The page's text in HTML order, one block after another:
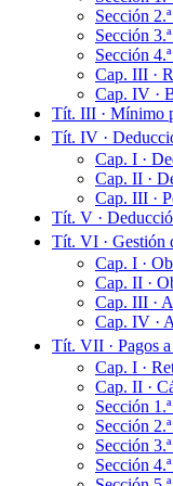
Sección
Sección
Sección
Cap. III ·
Cap. IV ·
Tít. III · Mínimo
Tít. IV ·
Cap. I ·
Cap. II ·
Cap. III ·
Tít. V ·
Tít. VI · Gestión
Cap. I ·
Cap. II ·
Cap. III ·
Cap. IV ·
Tít. VII · Pagos a
Cap. I ·
Cap. II ·
Sección
Sección
Sección
Sección